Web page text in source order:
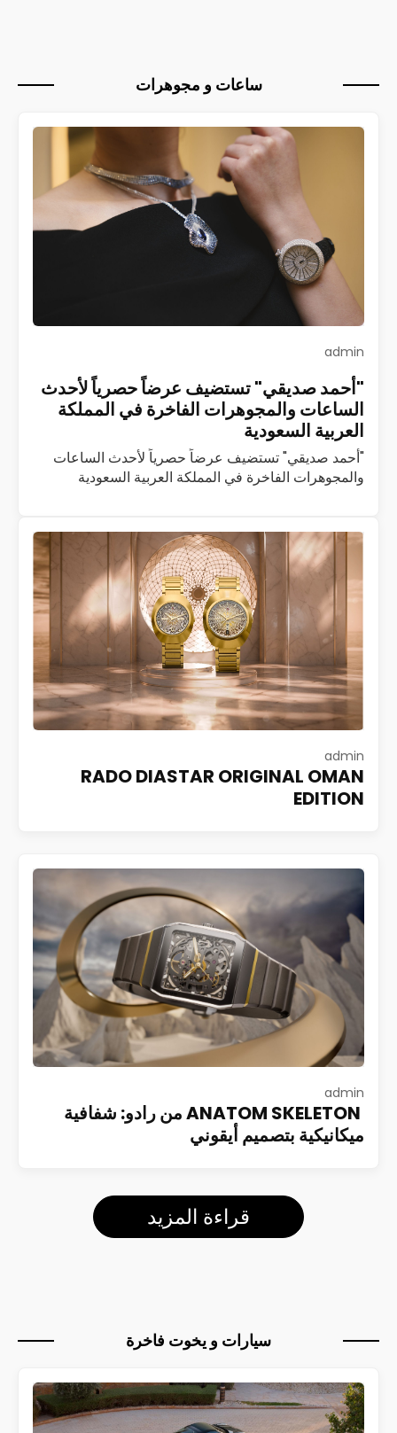
ساعات و مجوهرات
admin
"أحمد صديقي" تستضيف عرضاً حصرياً لأحدث
الساعات والمجوهرات الفاخرة في المملكة
العربية السعودية
"أحمد صديقي" تستضيف عرضاً حصرياً لأحدث الساعات
والمجوهرات الفاخرة في المملكة العربية السعودية
بوتيك أحمد صديقي…اقرأ المزيد
admin
RADO DIASTAR ORIGINAL OMAN
EDITION
admin
ANATOM SKELETON من رادو: شفافية
ميكانيكية بتصميم أيقوني
قراءة المزيد
سيارات و يخوت فاخرة